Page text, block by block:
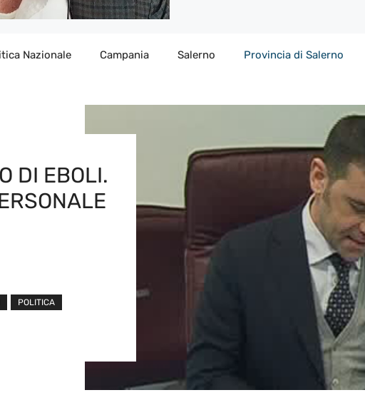
Nazionale Campania Salerno Provincia di Salerno
DI EBOLI.
POLITICA